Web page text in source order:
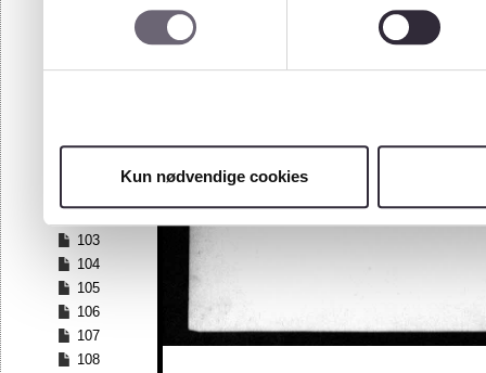
Kun nødvendige cookies
96
99
103
104
105
106
107
108